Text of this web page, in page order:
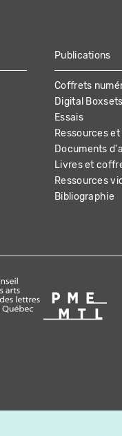
Publications
Coffrets
Digital Boxsets
Essais
Ressources
Documents
Livres et
Ressources
Bibliographie